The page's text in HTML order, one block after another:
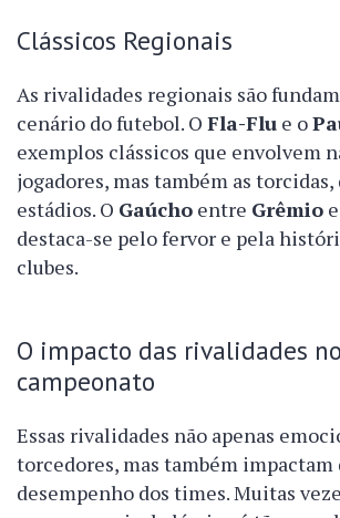
Clássicos Regionais
As rivalidades regionais são
cenário do futebol. O Fla-Flu e o
exemplos clássicos que envolvem
jogadores, mas também as
estádios. O Gaúcho entre Grêmio e
destaca-se pelo fervor e pela
clubes.
O impacto das rivalidades no
campeonato
Essas rivalidades não apenas
torcedores, mas também
desempenho dos times. Muitas